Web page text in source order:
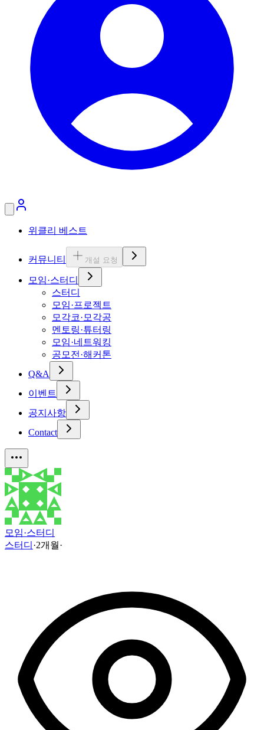
위클리 베스트
커뮤니티 개설 요청
모임·스터디
스터디
모임·프로젝트
모각코·모각공
멘토링·튜터링
모임·네트워킹
공모전·해커톤
Q&A
이벤트
공지사항
Contact
모임·스터디
스터디 ·2개월·